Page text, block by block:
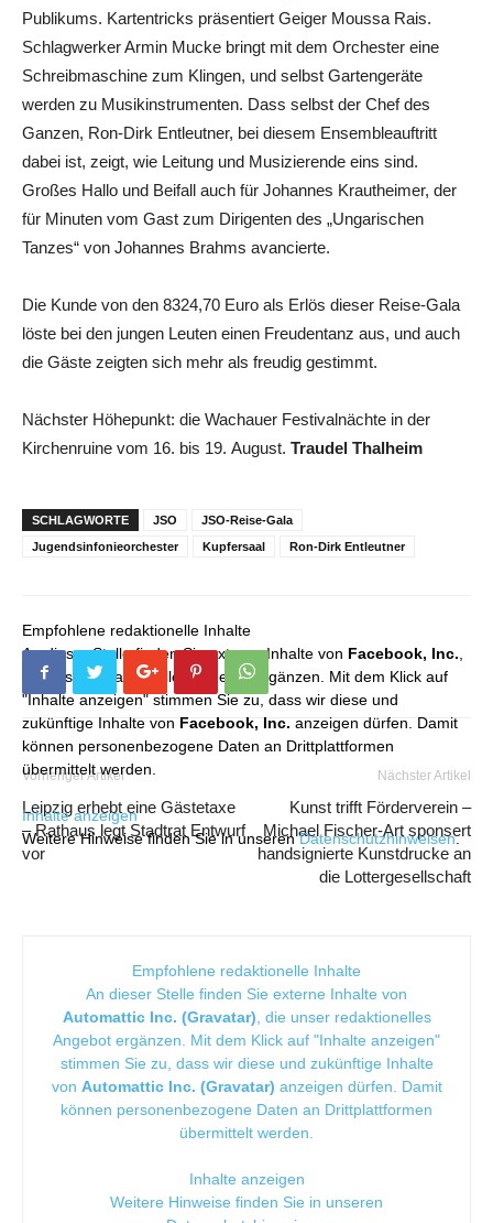
Publikums. Kartentricks präsentiert Geiger Moussa Rais.
Schlagwerker Armin Mucke bringt mit dem Orchester eine
Schreibmaschine zum Klingen, und selbst Gartengeräte
werden zu Musikinstrumenten. Dass selbst der Chef des
Ganzen, Ron-Dirk Entleutner, bei diesem Ensembleauftritt
dabei ist, zeigt, wie Leitung und Musizierende eins sind.
Großes Hallo und Beifall auch für Johannes Krautheimer, der
für Minuten vom Gast zum Dirigenten des „Ungarischen
Tanzes“ von Johannes Brahms avancierte.
Die Kunde von den 8324,70 Euro als Erlös dieser Reise-Gala
löste bei den jungen Leuten einen Freudentanz aus, und auch
die Gäste zeigten sich mehr als freudig gestimmt.
Nächster Höhepunkt: die Wachauer Festivalnächte in der
Kirchenruine vom 16. bis 19. August. Traudel Thalheim
SCHLAGWORTE JSO
JSO-Reise-Gala
Jugendsinfonieorchester
Kupfersaal Ron-Dirk Entleutner
Empfohlene redaktionelle Inhalte
An dieser Stelle finden Sie externe Inhalte von Facebook, Inc.
die unser redaktionelles Angebot ergänzen. Mit dem Klick auf
"Inhalte anzeigen" stimmen Sie zu, dass wir diese und
zukünftige Inhalte von Facebook, Inc. anzeigen dürfen. Damit
können personenbezogene Daten an Drittplattformen
übermittelt werden.
Inhalte anzeigen
Weitere Hinweise finden Sie in unserenDatenschutzhinweisen.
Vorheriger Artikel
Leipzig erhebt eine Gästetaxe
– Rathaus legt Stadtrat Entwurf
vor
Nächster Artikel
Kunst trifft Förderverein –
Michael Fischer-Art sponsert
handsignierte Kunstdrucke an
die Lottergesellschaft
Empfohlene redaktionelle Inhalte
An dieser Stelle finden Sie externe Inhalte von
Automattic Inc. (Gravatar) , die unser redaktionelles
Angebot ergänzen. Mit dem Klick auf "Inhalte anzeigen"
stimmen Sie zu, dass wir diese und zukünftige Inhalte
von Automattic Inc. (Gravatar) anzeigen dürfen. Damit
können personenbezogene Daten an Drittplattformen
übermittelt werden.
Inhalte anzeigen
Weitere Hinweise finden Sie in unseren